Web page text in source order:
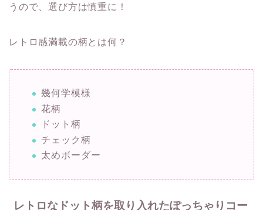
うので、選び方は慎重に！
レトロ感満載の柄とは何？
幾何学模様
花柄
ドット柄
チェック柄
太めボーダー
レトロなドット柄を取り入れたぽっちゃりコー